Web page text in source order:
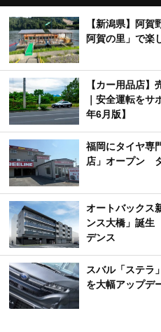
【新潟県】阿
阿賀の里」で楽
【カー用品店
｜安全運転を
年6月版】
福岡にタイヤ専
店」オープン
オートバックス
ンス大橋」誕
デンス
スバル「ステ
を大幅アップデ